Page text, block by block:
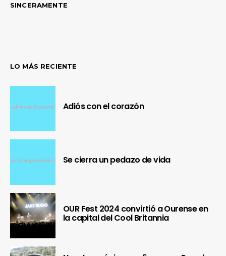
SINCERAMENTE
LO MÁS RECIENTE
Adiós con el corazón
Se cierra un pedazo de vida
OUR Fest 2024 convirtió a Ourense en
la capital del Cool Britannia